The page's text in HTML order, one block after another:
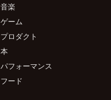
音楽
ゲーム
プロダクト
本
パフォーマンス
フード